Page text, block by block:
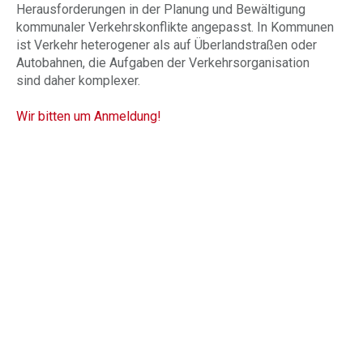
Herausforderungen in der Planung und Bewältigung
kommunaler Verkehrskonflikte angepasst. In Kommunen
ist Verkehr heterogener als auf Überlandstraßen oder
Autobahnen, die Aufgaben der Verkehrsorganisation
sind daher komplexer.
Wir bitten um Anmeldung!